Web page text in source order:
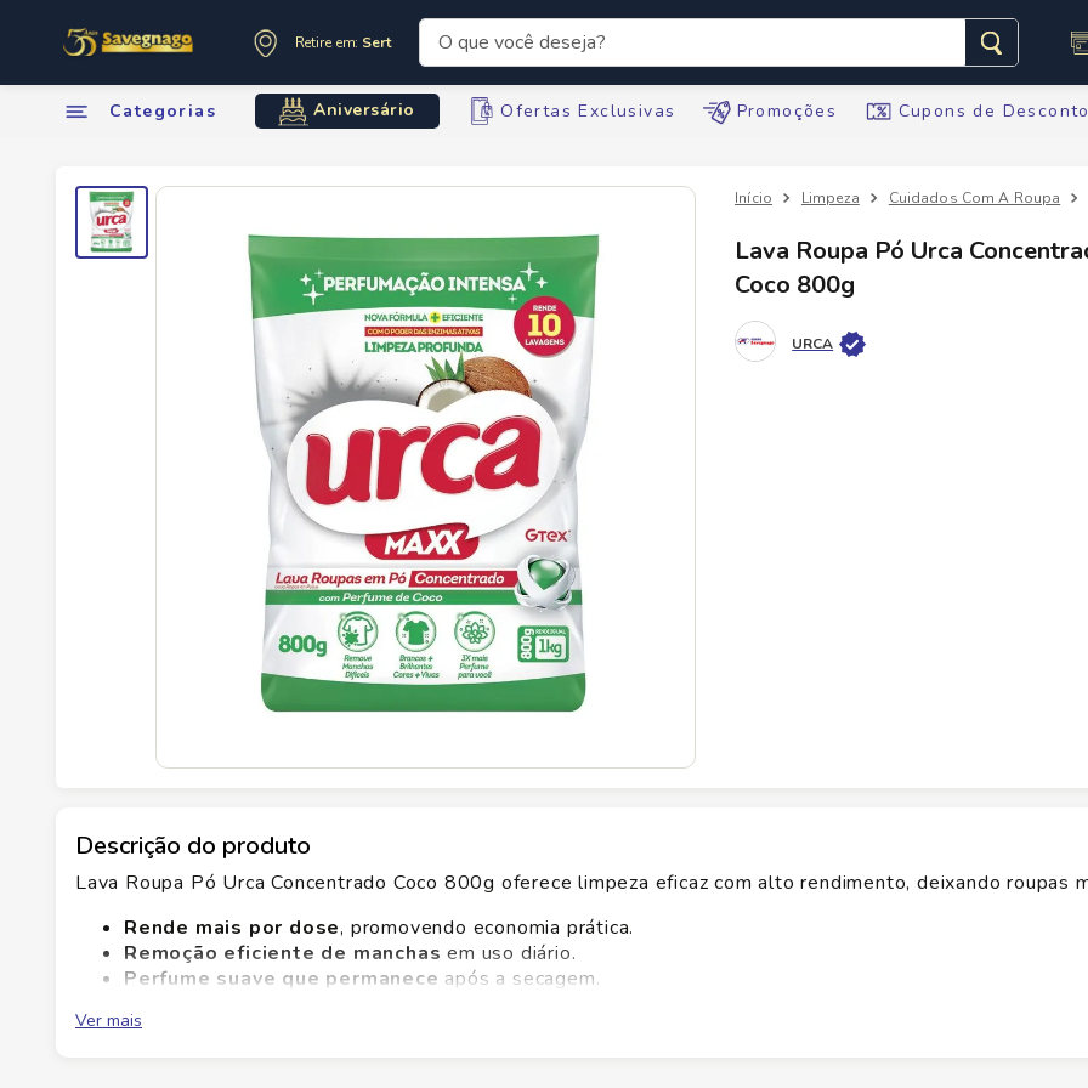
Retire em: Sertãozinho
O que você deseja?
Categorias Aniversário Ofertas Exclusivas Promoções Cupons de
Limpeza Cuidados Com A Roupa
Lava Roupa Pó Urca
Coco 800g
URCA
Descrição do produto
Lava Roupa Pó Urca Concentrado Coco 800g oferece limpeza eficaz com alto rendimento, deixando roupas
Rende mais por dose, promovendo economia prática.
Remoção eficiente de manchas em uso diário.
Perfume suave que permanece após a secagem.
Ver mais
Termos mais buscados
leite
3º
cerveja
arroz
6º
sabonete
7º
oleo
8º
aniversario
9º
leite integral
10º chocolate